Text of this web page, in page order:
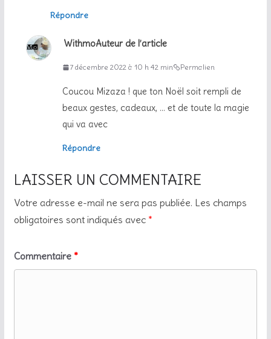
Répondre
WithmoAuteur de l’article
7 décembre 2022 à 10 h 42 min Permalien
Coucou Mizaza ! que ton Noël soit rempli de
beaux gestes, cadeaux, … et de toute la magie
qui va avec
Répondre
LAISSER UN COMMENTAIRE
Votre adresse e-mail ne sera pas publiée. Les champs
obligatoires sont indiqués avec *
Commentaire *